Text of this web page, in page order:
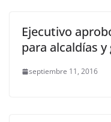
Ejecutivo
para alcaldías
septiembre 11, 2016